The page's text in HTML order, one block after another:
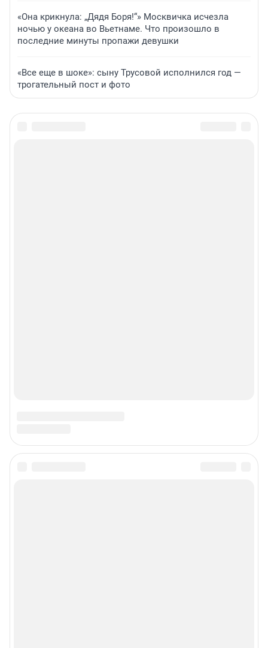
«Она крикнула: „Дядя Боря!“» Москвичка исчезла
ночью у океана во Вьетнаме. Что произошло в
последние минуты пропажи девушки
«Все еще в шоке»: сыну Трусовой исполнился год —
трогательный пост и фото